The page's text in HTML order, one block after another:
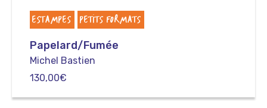
ESTAMPES PETITS FORMATS
Papelard/Fumée
Michel Bastien
130,00€